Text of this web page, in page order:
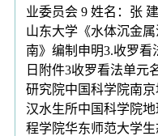
业委员会 9 姓名：张
山东大学《水体沉金
南》编制申明3.收罗看
日附件3收罗看法单元
研究院中国科学院南
汉水生所中国科学院
程学院华东师范大学